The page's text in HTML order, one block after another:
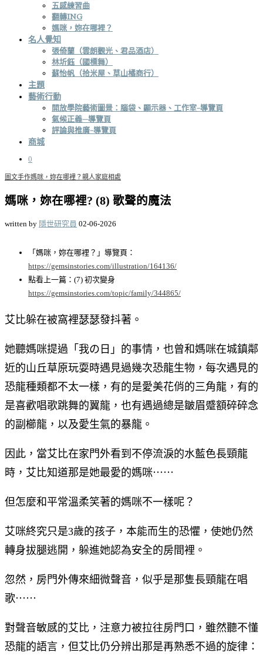
五感練習曲
翻轉ING
媽咪，妳在哪裡？
名人覺知
張倚蘭（雲朗觀光、君品酒店）
林圻鈺（國標舞）
蘇怡帆（拾米屋、草山橘商行）
主題
藝術行動
開放學院藝術圖景：腦袋、顯示器、工作室–導覽頁
氣候正義—導覽頁
評論與推廣–導覽頁
商城
0
圖文手作媽咪，妳在哪裡？ 親人家庭相處
媽咪，妳在哪裡? (8) 歌聲的魔法
written by 隱世研究員 02-06-2026
「媽咪，妳在哪裡？」導覽頁：
https://gemsinstories.com/illustration/164136/
點看上一篇：(7) 初次變身
https://gemsinstories.com/topic/family/344865/
艾比躲在被窩裡瑟瑟發抖著。
她聽媽咪提過「我の日」的事情，也曾和媽咪在城鎮鄰
近的山丘草原玩耍時遇見過幾次恐龍生物，每次遇見的
恐龍種類都不太一樣，有的是愛美花俏的三角龍，有的
是喜歡唱歌跳舞的翼龍，也有遇過總是皺眉蹙額碎碎念
的副櫛龍，以及愛生氣的暴龍。
因此，當艾比在家門外看到不停流淚的水藍色長頸龍
時，艾比知道那是她最愛的媽咪⋯⋯
但怎麼和平常溫柔笑著的媽咪不一樣呢？
艾咪終究只是3歲的孩子，本能而生的恐懼，使她仍然
轉身拔腿逃開，躲進她認為安全的房間裡。
忽然，房門外傳來細微聲音，似乎是那隻長頸龍在唱
歌⋯⋯
對聲音敏感的艾比，注意力被拉往房門口，雖然聽不懂
恐龍的語言，但艾比仍分辨出那是再熟悉不過的旋律：